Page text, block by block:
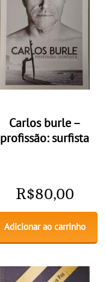
Carlos burle –
profissão: surfista
R$80,00
Adicionar ao carrinho